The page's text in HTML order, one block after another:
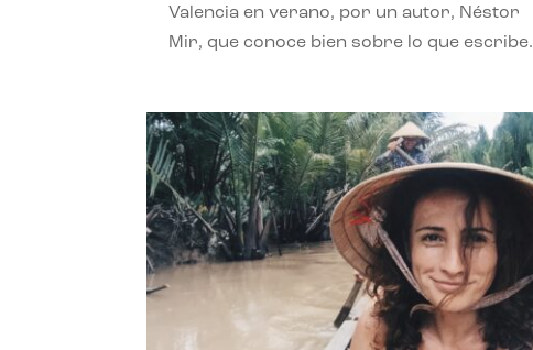
Valencia en verano, por un autor, Néstor
Mir, que conoce bien sobre lo que escribe.